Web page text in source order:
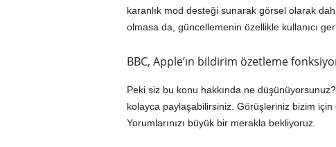
karanlık mod desteği sunarak görsel olarak
olmasa da, güncellemenin özellikle kullanıcı
BBC, Apple’ın bildirim özetleme
Peki siz bu konu hakkında ne düşünüyorsunuz?
kolayca paylaşabilirsiniz. Görüşleriniz bizim
Yorumlarınızı büyük bir merakla bekliyoruz.